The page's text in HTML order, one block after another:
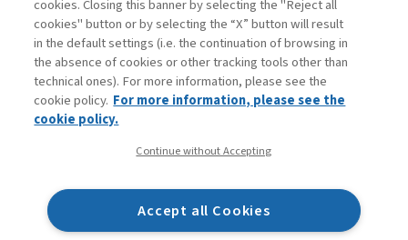
Contatti
Abbonamenti
Archivio rubriche
Privacy
Dichiarazione di accessibilità
Mappa del sito
cookies. Closing this banner by selecting the "Reject all
cookies" button or by selecting the “X” button will result
in the default settings (i.e. the continuation of browsing in
the absence of cookies or other tracking tools other than
technical ones). For more information, please see the
cookie policy. For more information, please see the
cookie policy.
Continue without Accepting
Accept all Cookies